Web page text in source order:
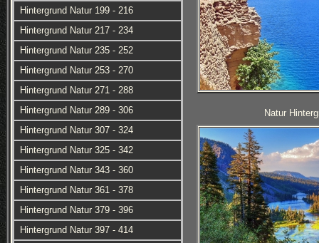
Hintergrund Natur 199 - 216
Hintergrund Natur 217 - 234
Hintergrund Natur 235 - 252
Hintergrund Natur 253 - 270
Hintergrund Natur 271 - 288
Hintergrund Natur 289 - 306
Hintergrund Natur 307 - 324
Hintergrund Natur 325 - 342
Hintergrund Natur 343 - 360
Hintergrund Natur 361 - 378
Hintergrund Natur 379 - 396
Hintergrund Natur 397 - 414
Natur